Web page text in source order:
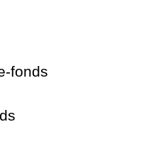
fonds